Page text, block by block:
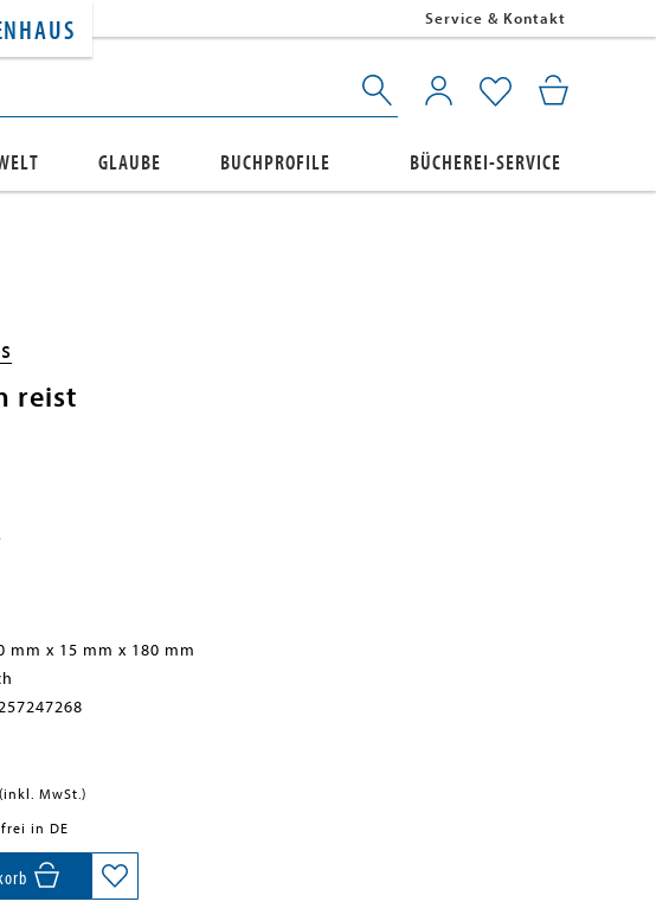
Service & Kontakt
GLAUBE BUCHPROFILE BÜCHEREI-SERVICE
reist
mm x 15 mm x 180 mm
(inkl. MwSt.)
in DE